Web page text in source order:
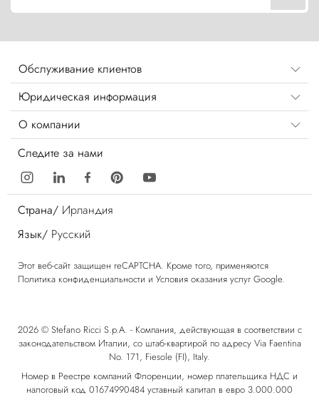
Обслуживание клиентов
Юридическая информация
О компании
Следите за нами
Страна/ Ирландия
Язык/ Русский
Этот веб-сайт защищен reCAPTCHA. Кроме того, применяются
Политика конфиденциальности и Условия оказания услуг Google.
2026 © Stefano Ricci S.p.A. - Компания, действующая в соответствии с
законодательством Италии, со штаб-квартирой по адресу Via Faentina
No. 171, Fiesole (FI), Italy.
Номер в Реестре компаний Флоренции, номер плательщика НДС и
налоговый код 01674990484 уставный капитал в евро 3.000.000